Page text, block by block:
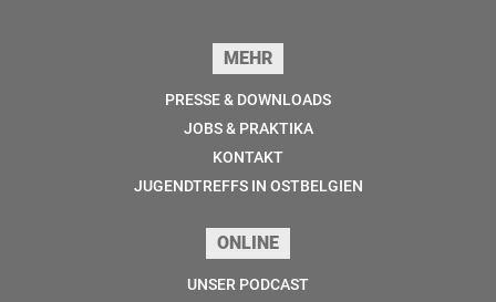
MEHR
PRESSE & DOWNLOADS
JOBS & PRAKTIKA
KONTAKT
JUGENDTREFFS IN OSTBELGIEN
ONLINE
UNSER PODCAST